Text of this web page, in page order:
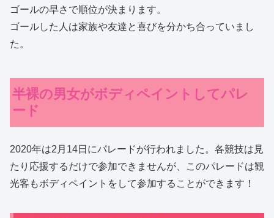
ゴールの早さで順位が決まります。
ゴールした人は家族や友達と喜びを分かち合っていまし
た。
半裸の男女がボディペイントしてパレ
ード
2020年は2月14日にパレードが行われました。各競技は見
たり応援するだけで参加できませんが、このパレードは観
光客もボディペイントをして参加することができます！